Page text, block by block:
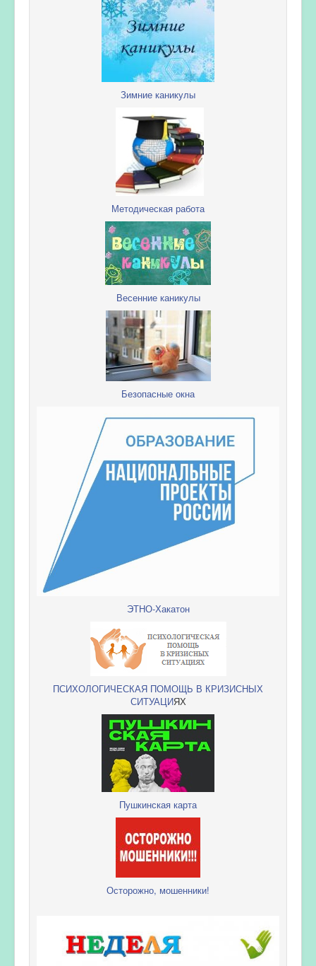
Зимние каникулы
Методическая работа
Весенние каникулы
Безопасные окна
ЭТНО-Хакатон
ПСИХОЛОГИЧЕСКАЯ ПОМОЩЬ В КРИЗИСНЫХ
СИТУАЦИЯХ
Пушкинская карта
Осторожно, мошенники!